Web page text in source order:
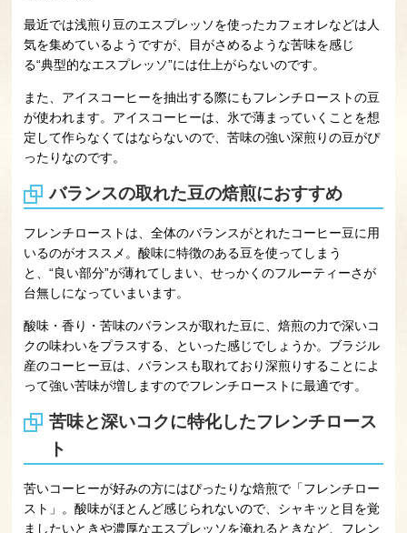
最近では浅煎り豆のエスプレッソを使ったカフェオレなどは人
気を集めているようですが、目がさめるような苦味を感じ
る“典型的なエスプレッソ”には仕上がらないのです。
また、アイスコーヒーを抽出する際にもフレンチローストの豆
が使われます。アイスコーヒーは、氷で薄まっていくことを想
定して作らなくてはならないので、苦味の強い深煎りの豆がぴ
ったりなのです。
バランスの取れた豆の焙煎におすすめ
フレンチローストは、全体のバランスがとれたコーヒー豆に用
いるのがオススメ。酸味に特徴のある豆を使ってしまう
と、“良い部分”が薄れてしまい、せっかくのフルーティーさが
台無しになっていまいます。
酸味・香り・苦味のバランスが取れた豆に、焙煎の力で深いコ
クの味わいをプラスする、といった感じでしょうか。ブラジル
産のコーヒー豆は、バランスも取れており深煎りすることによ
って強い苦味が増しますのでフレンチローストに最適です。
苦味と深いコクに特化したフレンチロース
ト
苦いコーヒーが好みの方にはぴったりな焙煎で「フレンチロー
スト」。酸味がほとんど感じられないので、シャキッと目を覚
ましたいときや濃厚なエスプレッソを淹れるときなど、フレン